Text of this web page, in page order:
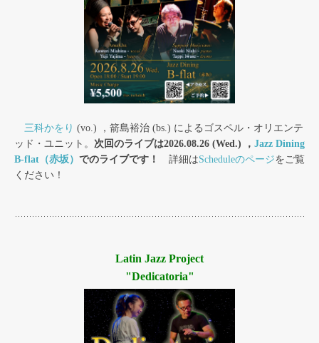
三科かをり (vo.) ，箭島裕治 (bs.) によるゴスペル・オリエンテ
ッド・ユニット。 次回のライブは2026.08.26 (Wed.) ， Jazz Dining
B-flat（赤坂） でのライブです！ 詳細はScheduleのページをご覧
ください！
Latin Jazz Project
"Dedicatoria"